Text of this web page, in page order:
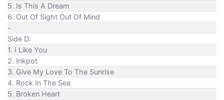
5. Is This A Dream
6. Out Of Sight Out Of Mind
-
Side D:
1. I Like You
2. Inkpot
3. Give My Love To The Sunrise
4. Rock In The Sea
5. Broken Heart